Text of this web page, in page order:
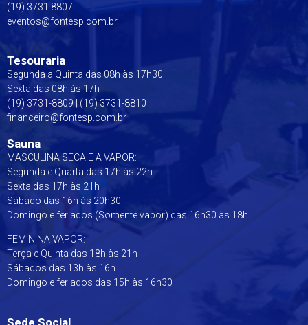
(19) 3731.8807
eventos@fontesp.com.br
Tesouraria
Segunda a Quinta das 08h às 17h30
Sexta das 08h às 17h
(19) 3731-8809 | (19) 3731-8810
financeiro@fontesp.com.br
Sauna
MASCULINA SECA E A VAPOR:
Segunda e Quarta das 17h às 22h
Sexta das 17h às 21h
Sábado das 16h às 20h30
Domingo e feriados (Somente vapor) das 16h30 às 18h
FEMININA VAPOR:
Terça e Quinta das 18h às 21h
Sábados das 13h às 16h
Domingo e feriados das 15h às 16h30
Sede Social